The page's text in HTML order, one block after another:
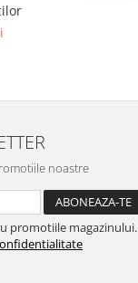
noastre
promotiile magazinului.